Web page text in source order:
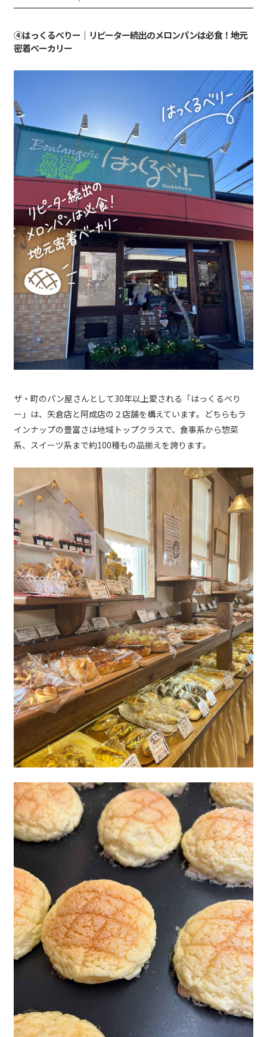
④はっくるべりー｜リピーター続出のメロンパンは必食！地元
密着ベーカリー
ザ・町のパン屋さんとして30年以上愛される「はっくるべり
ー」は、矢倉店と阿成店の２店舗を構えています。どちらもラ
インナップの豊富さは地域トップクラスで、食事系から惣菜
系、スイーツ系まで約100種もの品揃えを誇ります。